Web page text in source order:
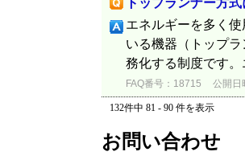
トップランナー方
エネルギーを多く
いる機器（トップ
務化する制度です
FAQ番号：18715 公開日
132件中 81 - 90 件を表示
お問い合わせ